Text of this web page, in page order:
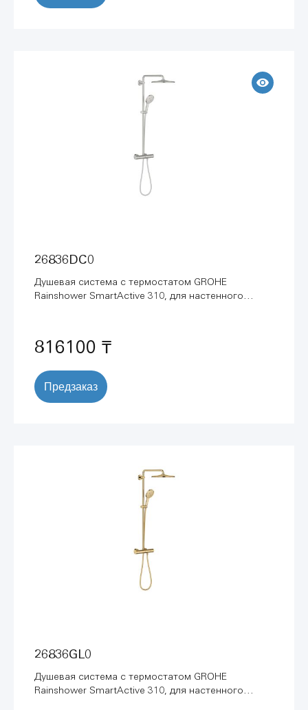
26836DC0
Душевая система с термостатом GROHE
Rainshower SmartActive 310, для настенного
816100 ₸
Предзаказ
26836GL0
Душевая система с термостатом GROHE
Rainshower SmartActive 310, для настенного